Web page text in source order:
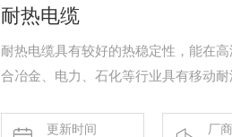
耐热电缆
耐热电缆具有较好的热稳定性，能在
合冶金、电力、石化等行业具有移动耐
更新时间
厂